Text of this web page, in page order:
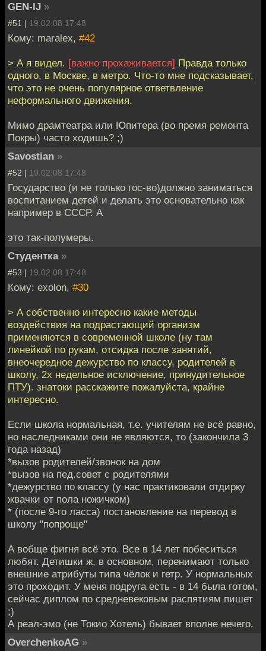
GEN-IJ »
#51 | 19.02.08 17:48
Кому: maralex, #42
> А я видел. [важно прохаживается] Правда только
одного, в Москве, в метро. Что-то мне подсказывает,
что это не очень популярное ответвление
неформального движения.
Мимо драмтеатра или Юпитера (во премя ремонта
Покры) часто ходишь? ;)
Savostian »
#52 | 19.02.08 17:48
Государство (и не только гос-во)должно заниматься
воспитанием детей и делать это основательно как
например в СССР. А
это так-полумеры.
Студентка »
#53 | 19.02.08 17:48
Кому: exolon, #30
> А собственно интересно какие методы
воздействия на подрастающий организм
применяются в современной школе (ну там
линейкой по рукам, отсидка после занятий,
внеочередное дежурство по классу, родителей в
школу, 2х недельное исключение, принудительное
ПТУ). знатоки расскажите пожалуйста, крайне
интересно.
Если школа нормальная, т.е. учителям не всё равно,
но наследниками они не являются, то (закончила 3
года назад)
*вызов родителей/звонок на дом
*вызов на пед.совет с родителями
*дежурство по классу (у нас практиковали отдирку
жвачки от пола ножичком)
* (после 9-го ласса) постановление на перевод в
школу "попроще"
А вобще фигня всё это. Все в 14 лет побеситься
любят. Детишки ж, в основном, перенимают только
внешние атрибуты типа чёлок и гетр. У нормальных
это проходит. У меня подруга есть - в 14 была готом,
сейчас диплом по средневековым распятиям пишет
;)
А реал-эмо (не Токио Хотель) бывает вполне нечего.
OverchenkoAG »